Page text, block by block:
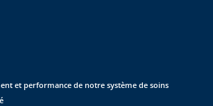
et performance de notre système de soins